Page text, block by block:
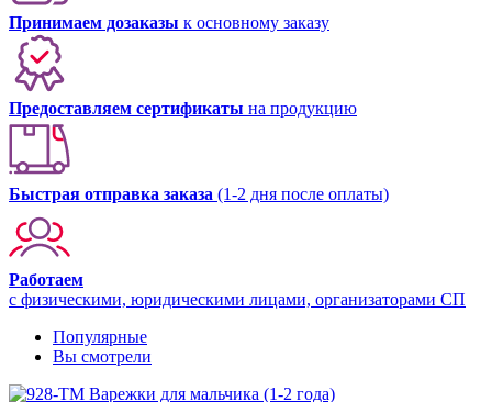
Принимаем дозаказы к основному заказу
Предоставляем сертификаты на продукцию
Быстрая отправка заказа (1-2 дня после оплаты)
Работаем
с физическими, юридическими лицами, организаторами СП
Популярные
Вы смотрели